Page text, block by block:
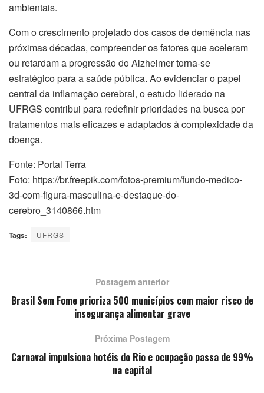
ambientais.
Com o crescimento projetado dos casos de demência nas
próximas décadas, compreender os fatores que aceleram
ou retardam a progressão do Alzheimer torna-se
estratégico para a saúde pública. Ao evidenciar o papel
central da inflamação cerebral, o estudo liderado na
UFRGS contribui para redefinir prioridades na busca por
tratamentos mais eficazes e adaptados à complexidade da
doença.
Fonte: Portal Terra
Foto: https://br.freepik.com/fotos-premium/fundo-medico-
3d-com-figura-masculina-e-destaque-do-
cerebro_3140866.htm
Tags: UFRGS
Postagem anterior
Brasil Sem Fome prioriza 500 municípios com maior risco de
insegurança alimentar grave
Próxima Postagem
Carnaval impulsiona hotéis do Rio e ocupação passa de 99%
na capital